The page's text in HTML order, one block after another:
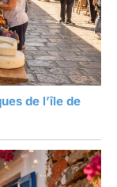
de l’île de